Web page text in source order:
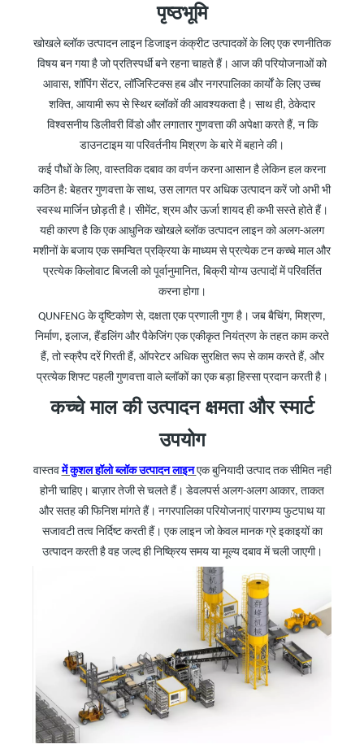
पृष्ठभूमि
खोखले ब्लॉक उत्पादन लाइन डिजाइन कंक्रीट उत्पादकों के लिए एक रणनीतिक
विषय बन गया है जो प्रतिस्पर्धी बने रहना चाहते हैं। आज कीपरियोजनाओं को
आवास, शॉपिंग सेंटर, लॉजिस्टिक्स हब और नगरपालिका कार्यों के लिए उच्च
शक्ति, आयामी रूप से स्थिर ब्लॉकों की आवश्यकता है। साथ ही, ठेकेदार
विश्वसनीय डिलीवरी विंडो और लगातार गुणवत्ता की अपेक्षा करते हैं, न कि
डाउनटाइम या परिवर्तनीय मिश्रण के बारे में बहाने की।
कई पौधों के लिए, वास्तविक दबाव का वर्णन करना आसान है लेकिन हल करना
कठिन है: बेहतर गुणवत्ता के साथ, उस लागत पर अधिक उत्पादन करें जो अभी भी
स्वस्थ मार्जिन छोड़ती है। सीमेंट, श्रम और ऊर्जा शायद ही कभी सस्ते होते हैं।
यही कारण है कि एक आधुनिक खोखले ब्लॉक उत्पादन लाइन को अलग-अलग
मशीनों के बजाय एक समन्वित प्रक्रिया के माध्यम से प्रत्येक टन कच्चे माल और
प्रत्येक किलोवाट बिजली को पूर्वानुमानित, बिक्री योग्य उत्पादों में परिवर्तित
करना होगा।
QUNFENG केदृष्टिकोण से, दक्षता एक प्रणाली गुण है। जब बैचिंग, मिश्रण,
निर्माण, इलाज, हैंडलिंग और पैकेजिंग एक एकीकृत नियंत्रण के तहत काम करते
हैं, तो स्क्रैप दरें गिरती हैं, ऑपरेटर अधिक सुरक्षित रूप से काम करते हैं, और
प्रत्येक शिफ्ट पहली गुणवत्ता वाले ब्लॉकों का एक बड़ा हिस्सा प्रदान करती है।
कच्चे माल कीउत्पादन क्षमताऔरस्मार्ट
उपयोग
वास्तवमें कुशल हॉलो ब्लॉक उत्पादन लाइनएक बुनियादी उत्पाद तक सीमित नहीं
होनी चाहिए। बाज़ार तेजी से चलते हैं। डेवलपर्स अलग-अलग आकार, ताकत
और सतह की फिनिश मांगते हैं। नगरपालिका परियोजनाएं पारगम्य फुटपाथ या
सजावटी तत्व निर्दिष्ट करती हैं। एक लाइन जो केवल मानक ग्रे इकाइयों का
उत्पादन करती है वह जल्द ही निष्क्रिय समय या मूल्य दबाव में चली जाएगी।